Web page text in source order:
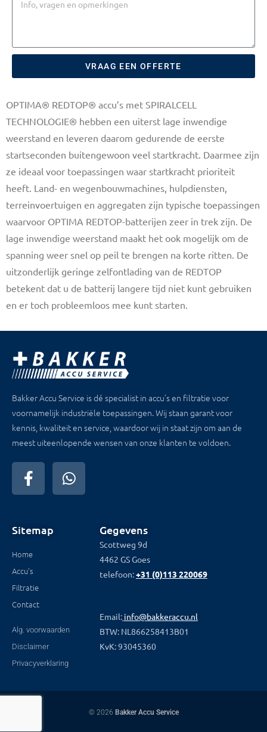
VRAAG EEN OFFERTE
OPTIMA® REDTOP® accu’s met SPIRALCELL
TECHNOLOGIE® hebben een uiterst lage inwendige
weerstand en leveren daarom gedurende de eerste
startseconden buitengewoon veel startkracht. Daarmee zijn
ze ideaal voor toepassingen waar startkracht prioriteit
heeft. Land- en wegenbouwmachines, hulpdiensten,
terreinvoertuigen en aggregaten zijn typische toepassingen
waarvoor OPTIMA REDTOP-batterijen zeer in trek zijn. De
lage inwendige weerstand maakt het ook mogelijk om de
spanning weer snel op peil te brengen na korte ritten. De
uitzonderlijk geringe zelfontlading van de REDTOP
betekent dat u de batterij langere tijd niet kunt gebruiken
en er toch probleemloos mee kunt starten.
Bakker Accu Service is dé specialist in accu’s en filtratie voor
voornamelijk industriële toepassingen. Wij staan garant voor
kennis, kwaliteit en service, waardoor wij in staat zijn om aan de
meest uiteenlopende wensen van onze klanten te voldoen.
Sitemap
Home
Accu's
Filtratie
Contact
Alg. voorwaarden
Disclaimer
Privacyverklaring
Gegevens
Scottweg 9d
4462 GS Goes
telefoon:+31 (0)113 220069
Email: info@bakkeraccu.nl
BTW: NL866258413B01
KvK: 93045360
© 2026 Bakker Accu Service